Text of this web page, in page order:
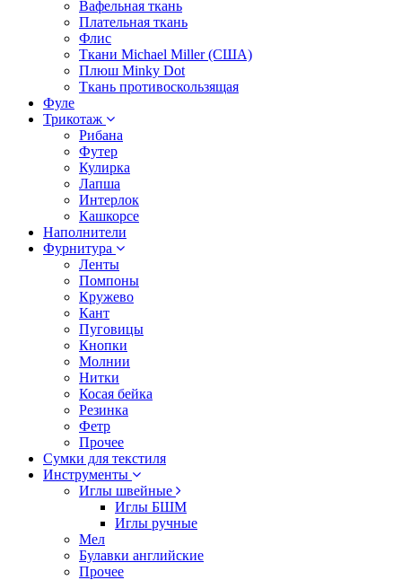
Вафельная ткань
Плательная ткань
Флис
Ткани Michael Miller (США)
Плюш Minky Dot
Ткань противоскользящая
Фуле
Трикотаж
Рибана
Футер
Кулирка
Лапша
Интерлок
Кашкорсе
Наполнители
Фурнитура
Ленты
Помпоны
Кружево
Кант
Пуговицы
Кнопки
Молнии
Нитки
Косая бейка
Резинка
Фетр
Прочее
Сумки для текстиля
Инструменты
Иглы швейные
Иглы БШМ
Иглы ручные
Мел
Булавки английские
Прочее